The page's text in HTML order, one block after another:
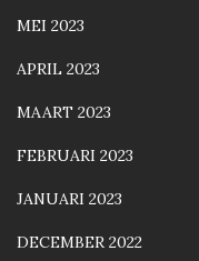
MEI 2023
APRIL 2023
MAART 2023
FEBRUARI 2023
JANUARI 2023
DECEMBER 2022